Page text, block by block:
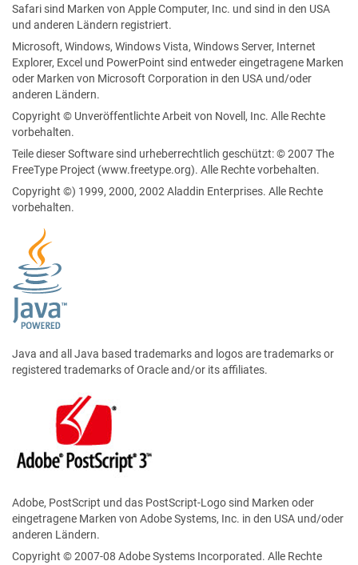
Safari sind Marken von Apple Computer, Inc. und sind in den USA
und anderen Ländern registriert.
Microsoft, Windows, Windows Vista, Windows Server, Internet
Explorer, Excel und PowerPoint sind entweder eingetragene Marken
oder Marken von Microsoft Corporation in den USA und/oder
anderen Ländern.
Copyright © Unveröffentlichte Arbeit von Novell, Inc. Alle Rechte
vorbehalten.
Teile dieser Software sind urheberrechtlich geschützt: © 2007 The
FreeType Project (www.freetype.org). Alle Rechte vorbehalten.
Copyright ©) 1999, 2000, 2002 Aladdin Enterprises. Alle Rechte
vorbehalten.
Java and all Java based trademarks and logos are trademarks or
registered trademarks of Oracle and/or its affiliates.
Adobe, PostScript und das PostScript-Logo sind Marken oder
eingetragene Marken von Adobe Systems, Inc. in den USA und/oder
anderen Ländern.
Copyright © 2007-08 Adobe Systems Incorporated. Alle Rechte